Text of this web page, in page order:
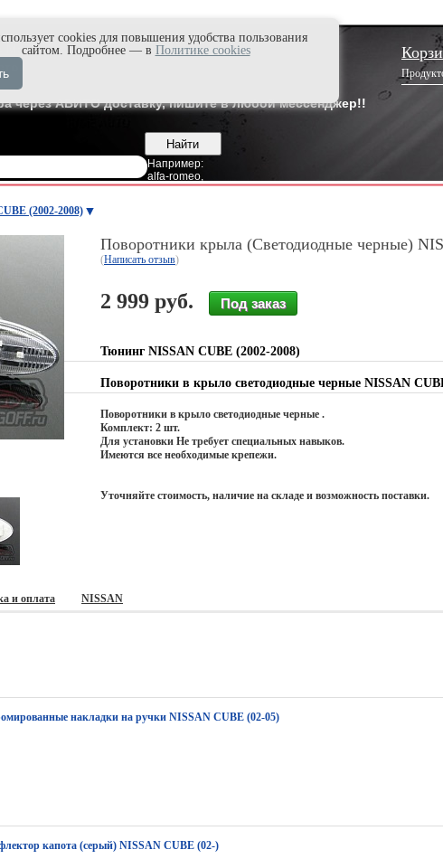
Max'е
через АВИТО доставку, пишите в любой мессенджер!!
Например:
alfa-romeo,
(2002-2008)
Поворотники крыла (Светодиодные черные)
(Написать отзыв)
2 999 руб.
Тюнинг NISSAN CUBE (2002-2008)
Поворотники в крыло светодиодные черные NISSAN
Поворотники в крыло светодиодные черные .
Комплект: 2 шт.
Для установки Не требует специальных навыков.
Имеются все необходимые крепежи.
Уточняйте стоимость, наличие на складе и возможность поставки.
и оплата NISSAN
накладки на ручки NISSAN CUBE (02-05)
капота (серый) NISSAN CUBE (02-)
cookies для повышения удобства пользования
сайтом. Подробнее — в Политике cookies